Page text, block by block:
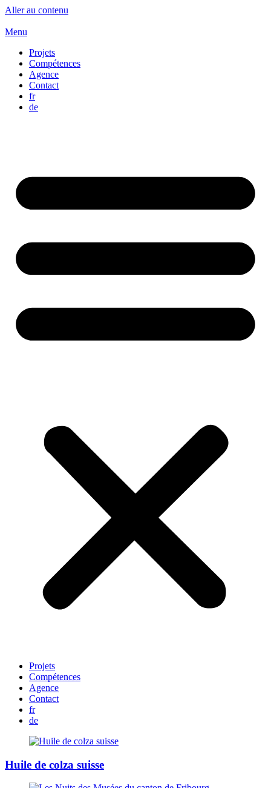
Aller au contenu
Menu
Projets
Compétences
Agence
Contact
fr
de
Projets
Compétences
Agence
Contact
fr
de
Huile de colza suisse